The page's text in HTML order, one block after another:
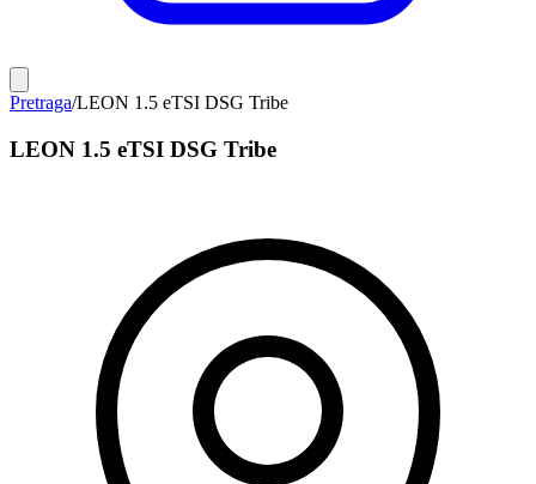
Pretraga/LEON 1.5 eTSI DSG Tribe
LEON 1.5 eTSI DSG Tribe